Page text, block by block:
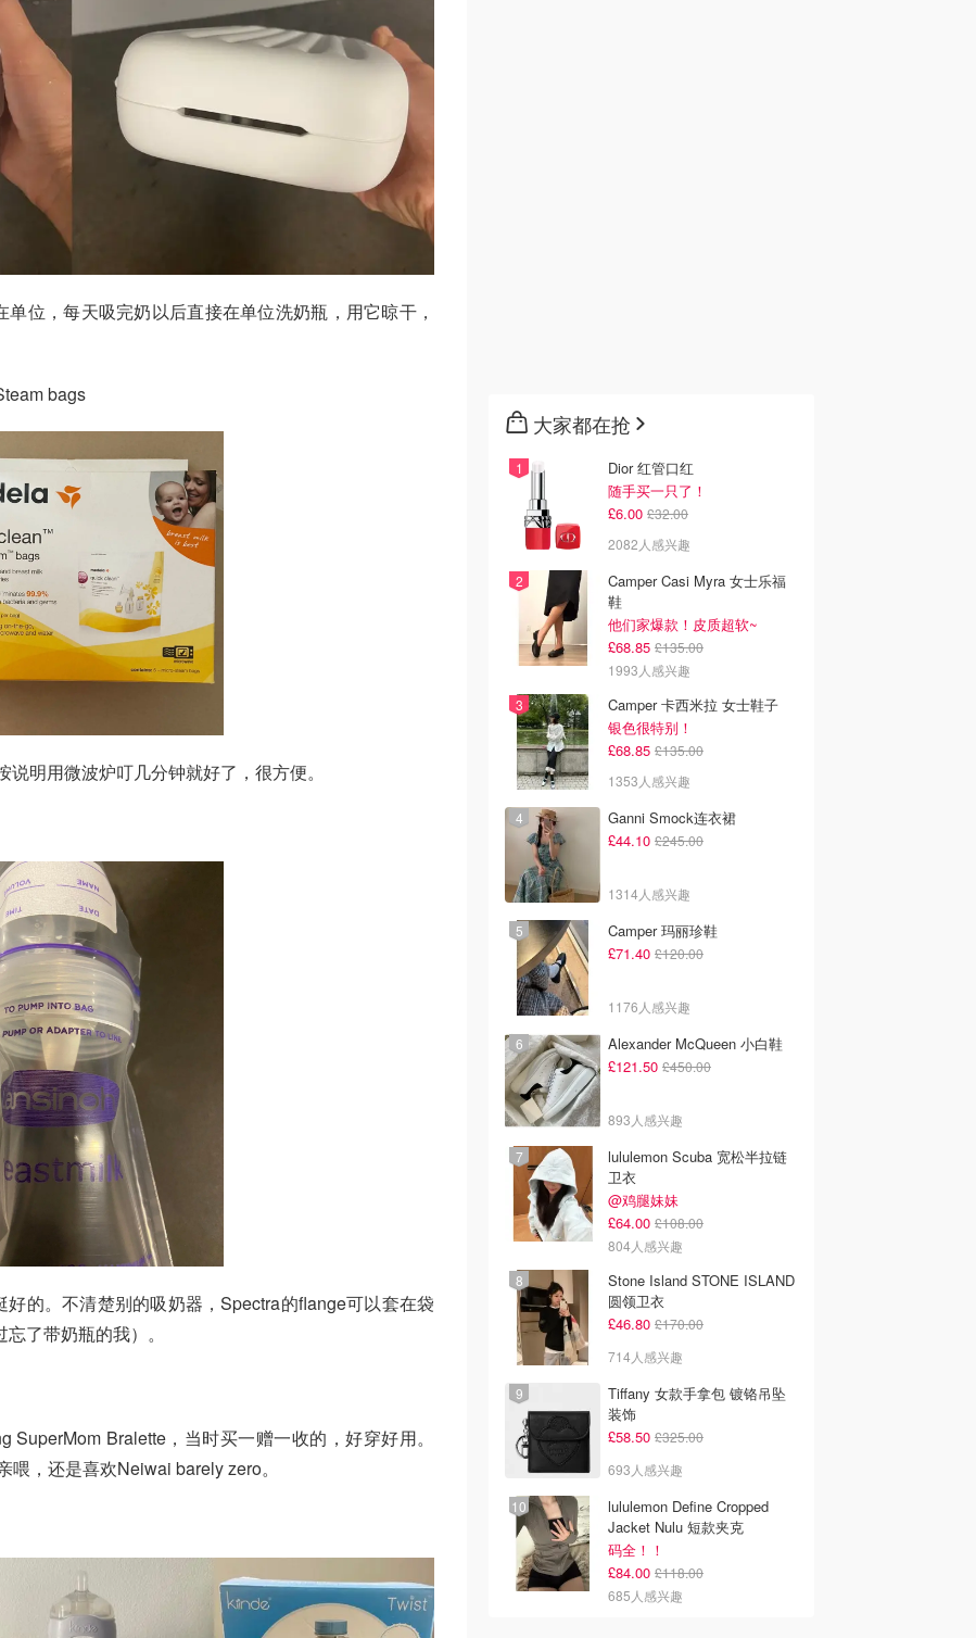
位，每天吸完奶以后直接在单位洗奶瓶，用它晾干，
bags
明用微波炉叮几分钟就好了，很方便。
的。不清楚别的吸奶器，Spectra的flange可以套在袋
了带奶瓶的我）。
SuperMom Bralette，当时买一赠一收的，好穿好用。
，还是喜欢Neiwai barely zero。
大家都在抢
Dior 红管口红
随手买一只了！
£6.00 £32.00
2082人感兴趣
Camper Casi Myra 女士乐福
鞋
他们家爆款！皮质超软~
£68.85 £135.00
1993人感兴趣
Camper 卡西米拉 女士鞋子
银色很特别！
£68.85 £135.00
1353人感兴趣
Ganni Smock连衣裙
£44.10 £245.00
1314人感兴趣
Camper 玛丽珍鞋
£71.40 £120.00
1176人感兴趣
Alexander McQueen 小白鞋
£121.50 £450.00
893人感兴趣
lululemon Scuba 宽松半拉链
卫衣
@鸡腿妹妹
£64.00 £108.00
804人感兴趣
Stone Island STONE ISLAND
圆领卫衣
£46.80 £170.00
714人感兴趣
Tiffany 女款手拿包 镀铬吊坠
装饰
£58.50 £325.00
693人感兴趣
lululemon Define Cropped
Jacket Nulu 短款夹克
码全！！
£84.00 £118.00
685人感兴趣